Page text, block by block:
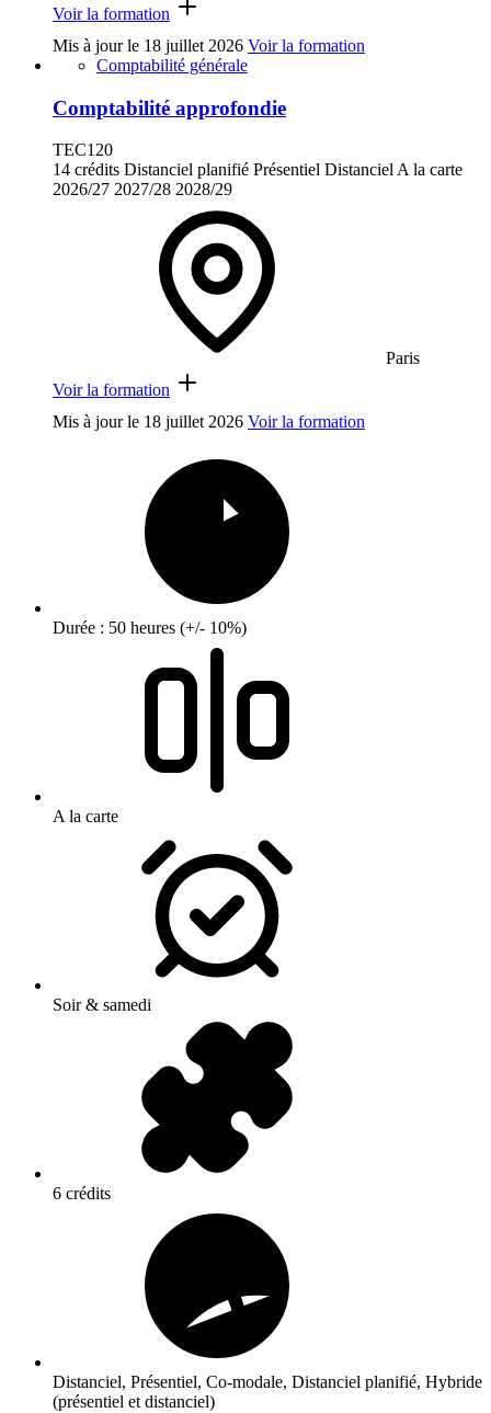
Voir la formation
Mis à jour le 18 juillet 2026 Voir la formation
Comptabilité générale
Comptabilité approfondie
TEC120
14 crédits Distanciel planifié Présentiel DistancielA la carte
2026/27 2027/28 2028/29
Paris
Voir la formation
Mis à jour le 18 juillet 2026 Voir la formation
Durée : 50 heures (+/- 10%)
A la carte
Soir & samedi
6 crédits
Distanciel, Présentiel, Co-modale, Distanciel planifié, Hybride
(présentiel et distanciel)